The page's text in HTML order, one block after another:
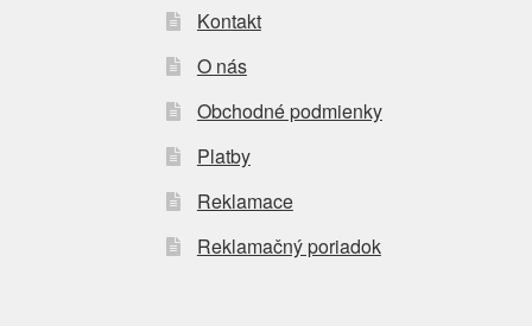
Kontakt
O nás
Obchodné podmienky
Platby
Reklamace
Reklamačný poriadok